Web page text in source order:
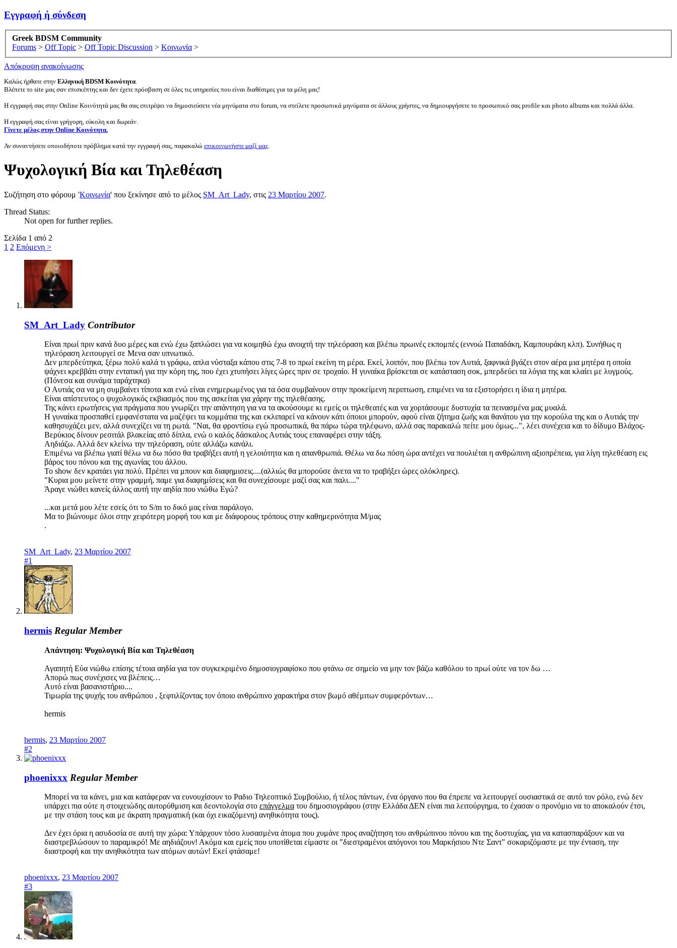
Εγγραφή ή σύνδεση
Greek BDSM Community
Forums > Off Topic > Off Topic Discussion > Κοινωνία >
Απόκρυψη ανακοίνωσης
Καλώς ήρθατε στην Ελληνική BDSM Κοινότητα.
Βλέπετε το site μας σαν επισκέπτης και δεν έχετε πρόσβαση σε όλες τις υπηρεσίες που είναι διαθέσιμες για τα μέλη μας!
Η εγγραφή σας στην Online Κοινότητά μας θα σας επιτρέψει να δημοσιεύσετε νέα μηνύματα στο forum, να στείλετε προσωπικά μηνύματα σε άλλους χρήστες, να δημιουργήσετε το προσωπικό σας profile και photo albums και πολλά άλλα.
Η εγγραφή σας είναι γρήγορη, εύκολη και δωρεάν.
Γίνετε μέλος στην Online Κοινότητα.
Αν συναντήσετε οποιοδήποτε πρόβλημα κατά την εγγραφή σας, παρακαλώ επικοινωνήστε μαζί μας.
Ψυχολογική Βία και Τηλεθέαση
Συζήτηση στο φόρουμ 'Κοινωνία' που ξεκίνησε από το μέλος SM_Art_Lady, στις 23 Μαρτίου 2007.
Thread Status:
Not open for further replies.
Σελίδα 1 από 2
1 2 Επόμενη >
SM_Art_Lady Contributor
Είναι πρωί πριν κανά δυο μέρες και ενώ έχω ξαπλώσει για να κοιμηθώ έχω ανοιχτή την τηλεόραση και βλέπω πρωινές εκπομπές (εννοώ Παπαδάκη, Καμπουράκη κλπ). Συνήθως η
τηλεόραση λειτουργεί σε Μενα σαν υπνωτικό.
Δεν μπερδεύτηκα, ξέρω πολύ καλά τι γράφω, απλα νύσταξα κάπου στις 7-8 το πρωί εκείνη τη μέρα. Εκεί, λοιπόν, που βλέπω τον Αυτιά, ξαφνικά βγάζει στον αέρα μια μητέρα η οποία
ψάχνει κρεββάτι στην εντατική για την κόρη της, που έχει χτυπήσει λίγες ώρες πριν σε τροχαίο. Η γυναίκα βρίσκεται σε κατάσταση σοκ, μπερδεύει τα λόγια της και κλαίει με λυγμούς.
(Πόνεσα και συνάμα ταράχτηκα)
Ο Αυτιάς σα να μη συμβαίνει τίποτα και ενώ είναι ενημερωμένος για τα όσα συμβαίνουν στην προκείμενη περιπτωση, επιμένει να τα εξιστορήσει η ίδια η μητέρα.
Είναι απίστευτος ο ψυχολογικός εκβιασμός που της ασκείται για χάρην της τηλεθέασης.
Της κάνει ερωτήσεις για πράγματα που γνωρίζει την απάντηση για να τα ακούσουμε κι εμείς οι τηλεθεατές και να χορτάσουμε δυστυχία τα πεινασμένα μας μυαλά.
Η γυναίκα προσπαθεί εμφανέστατα να μαζέψει τα κομμάτια της και εκλιπαρεί να κάνουν κάτι όποιοι μπορούν, αφού είναι ζήτημα ζωής και θανάτου για την κορούλα της και ο Αυτιάς την
καθησυχάζει μεν, αλλά συνεχίζει να τη ρωτά. "Ναι, θα φροντίσω εγώ προσωπικά, θα πάρω τώρα τηλέφωνο, αλλά σας παρακαλώ πείτε μου όμως...", λέει συνέχεια και το δίδυμο Βλάχος-
Βερύκιος δίνουν ρεσιτάλ βλακείας από δίπλα, ενώ ο καλός δάσκαλος Αυτιάς τους επαναφέρει στην τάξη.
Αηδιάζω. Αλλά δεν κλείνω την τηλεόραση, ούτε αλλάζω κανάλι.
Επιμένω να βλέπω γιατί θέλω να δω πόσο θα τραβήξει αυτή η γελοιότητα και η απανθρωπιά. Θέλω να δω πόση ώρα αντέχει να πουλιέται η ανθρώπινη αξιοπρέπεια, για λίγη τηλεθέαση εις
βάρος του πόνου και της αγωνίας του άλλου.
Το show δεν κρατάει για πολύ. Πρέπει να μπουν και διαφημισεις....(αλλιώς θα μπορούσε άνετα να το τραβήξει ώρες ολόκληρες).
"Κυρια μου μείνετε στην γραμμή, παμε για διαφημίσεις και θα συνεχίσουμε μαζί σας και παλι...."
Άραγε νιώθει κανείς άλλος αυτή την αηδία που νιώθω Εγώ?
...και μετά μου λέτε εσείς ότι το S/m το δικό μας είναι παράλογο.
Μα το βιώνουμε όλοι στην χειρότερη μορφή του και με διάφορους τρόπους στην καθημερινότητα Μ/μας
.
SM_Art_Lady, 23 Μαρτίου 2007
#1
hermis Regular Member
Απάντηση: Ψυχολογική Βία και Τηλεθέαση
Αγαπητή Εύα νιώθω επίσης τέτοια αηδία για τον συγκεκριμένο δημοσιογραφίσκο που φτάνω σε σημείο να μην τον βάζω καθόλου το πρωί ούτε να τον δω …
Απορώ πως συνέχισες να βλέπεις…
Αυτό είναι βασανιστήριο....
Τιμωρία της ψυχής του ανθρώπου , ξεφτιλίζοντας τον όποιο ανθρώπινο χαρακτήρα στον βωμό αθέμιτων συμφερόντων…
hermis
hermis, 23 Μαρτίου 2007
#2
phoenixxx Regular Member
Μπορεί να τα κάνει, μια και κατάφεραν να ευνουχίσουν το Ραδιο Τηλεοπτικό Συμβούλιο, ή τέλος πάντων, ένα όργανο που θα έπρεπε να λειτουργεί ουσιαστικά σε αυτό τον ρόλο, ενώ δεν
υπάρχει πια ούτε η στοιχειώδης αυτορύθμιση και δεοντολογία στο επάγγελμα του δημοσιογράφου (στην Ελλάδα ΔΕΝ είναι πια λειτούργημα, το έχασαν ο προνόμιο να το αποκαλούν έτσι,
με την στάση τους και με άκρατη πραγματική (και όχι εικαζόμενη) ανηθικότητα τους).
Δεν έχει όρια η ασυδοσία σε αυτή την χώρα: Υπάρχουν τόσο λυσασμένα άτομα που χυμάνε προς αναζήτηση του ανθρώπινου πόνου και της δυστυχίας, για να κατασπαράξουν και να
διαστρεβλώσουν το παραμικρό! Με αηδιάζουν! Ακόμα και εμείς που υποτίθεται είμαστε οι "διεστραμένοι απόγονοι του Μαρκήσιου Ντε Σαντ" σοκαριζόμαστε με την ένταση, την
διαστροφή και την ανηθικότητα των ατόμων αυτών! Εκεί φτάσαμε!
phoenixxx, 23 Μαρτίου 2007
#3